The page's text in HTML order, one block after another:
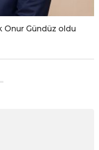
Onur Gündüz oldu